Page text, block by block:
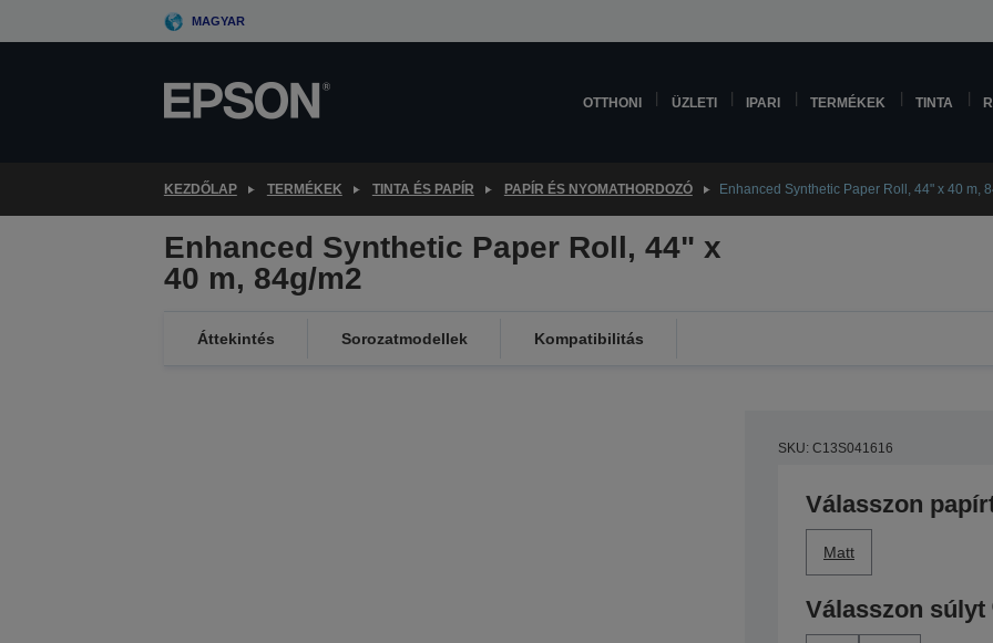
to
MAGYAR
OTTHONI ÜZLETI IPARI TERMÉKEK TINTA
KEZDŐLAP TERMÉKEK TINTA ÉS PAPÍR PAPÍR ÉS NYOMATHORDOZÓ Enhanced Synthetic Paper Roll, 44" x 40 m,
Enhanced Synthetic Paper Roll, 44" x
40 m, 84g/m2
Áttekintés Sorozatmodellek Kompatibilitás
SKU: C13S041616
Válasszon
Matt
Válasszon súlyt